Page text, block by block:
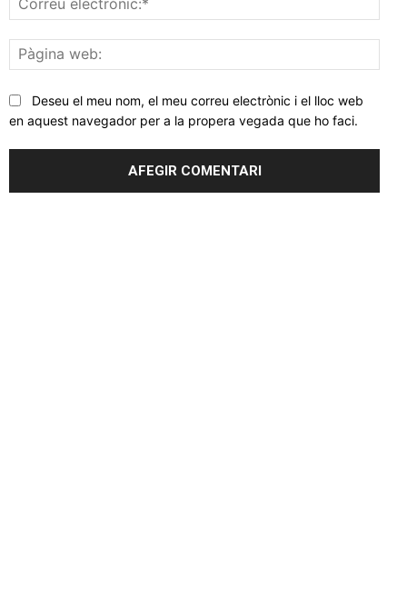
web:
Deseu el meu nom, el meu correu electrònic i el lloc web
en aquest navegador per a la propera vegada que ho faci.